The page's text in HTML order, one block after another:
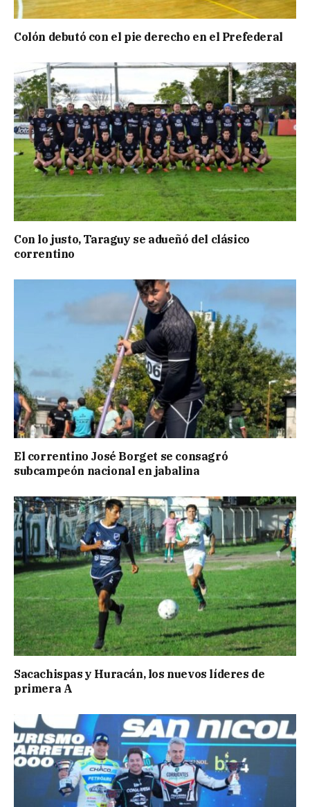
Colón debutó con el pie derecho en el Prefederal
Con lo justo, Taraguy se adueñó del clásico
correntino
El correntino José Borget se consagró
subcampeón nacional en jabalina
Sacachispas y Huracán, los nuevos líderes de
primera A